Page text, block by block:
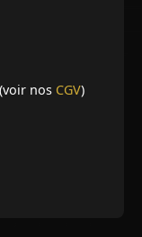
nos CGV)